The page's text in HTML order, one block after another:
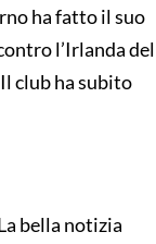
ha fatto il suo
l’Irlanda del
club ha subito
bella notizia